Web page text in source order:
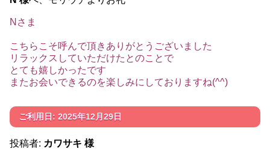
Nさま
こちらこそ呼んで頂きありがとうございました
リラックスしていただけたとのことで
とても嬉しかったです
またお会いできるのを楽しみにしておりますね(^^)
ご利用日: 2025年12月29日
投稿者: カワサキ 様